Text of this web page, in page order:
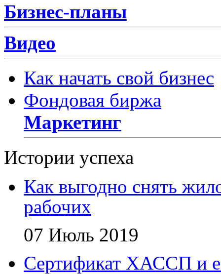
Бизнес-планы
Видео
Как начать свой бизнес
Фондовая биржа
Маркетинг
Истории успеха
Как выгодно снять
рабочих
07 Июль 2019
Сертификат ХАССП и